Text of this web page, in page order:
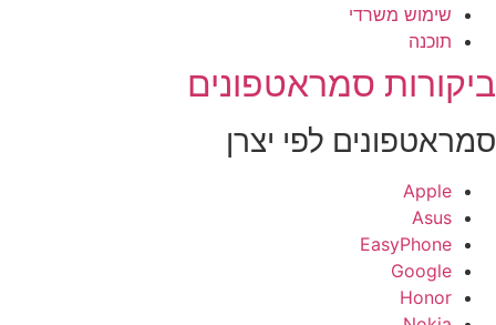
שימוש משרדי
תוכנה
סמראטפונים
לפי יצרן
Apple
Asus
EasyPhone
Google
Honor